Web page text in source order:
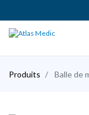
Produits Balle de